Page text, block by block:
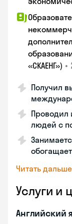
«СКАЕНГ») •
Получил
Проводил
людей с
Читать дальше
Услуги и
Английский